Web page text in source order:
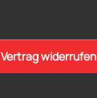
Vertrag widerrufen